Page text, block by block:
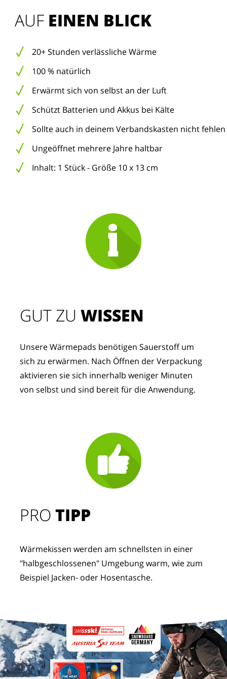
AUF EINEN BLICK
20+ Stunden verlässliche Wärme
100 % natürlich
Erwärmt sich von selbst an der Luft
Schützt Batterien und Akkus bei Kälte
Sollte auch in deinem Verbandskasten nicht fehlen
Ungeöffnet mehrere Jahre haltbar
Inhalt: 1 Stück - Größe 10 x 13 cm
PROTIPP
Wärmekissen werden am schnellsten in einer
"halbgeschlossenen" Umgebung warm, wie zum
Beispiel Jacken- oder Hosentasche.
GUT ZU WISSEN
Unsere Wärmepads benötigen Sauerstoff um
sich zu erwärmen. Nach Öffnen der Verpackung
aktivieren sie sich innerhalb weniger Minuten
von selbst und sind bereit für die Anwendung.